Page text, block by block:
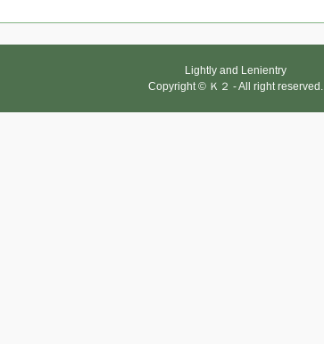
Lightly and Lenientry
Copyright © Ｋ２ - All right reserved.